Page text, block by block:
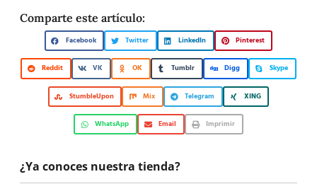
Comparte este artículo:
Facebook Twitter LinkedIn Pinterest
Reddit VK OK Tumblr Digg Skype
StumbleUpon Mix Telegram XING
WhatsApp Email Imprimir
¿Ya conoces nuestra tienda?